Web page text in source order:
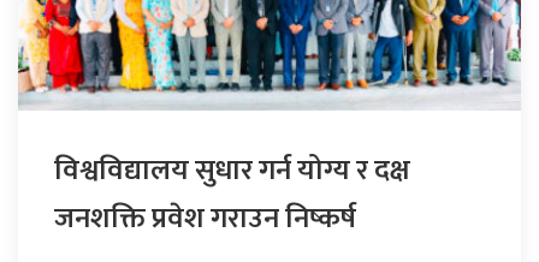
विश्वविद्यालय सुधार गर्न योग्य र दक्ष
जनशक्ति प्रवेश गराउन निष्कर्ष